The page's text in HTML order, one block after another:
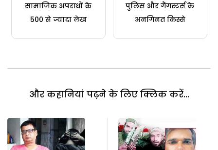
सामाजिक अपराधों के
500 से ज्यादा लेख
पुलिस और गैंगस्टर्स के
अनगिनत किस्से
और कहानियां पढ़ने के लिए क्लिक करें...